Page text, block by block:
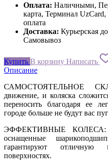
Оплата: Наличными,
карта, Терминал
оплата
Доставка: Курьерская
Самовывоз
Купить В корзину Написать
Описание
САМОСТОЯТЕЛЬНОЕ
движение, и коляска
переносить благодаря ее
городе больше не будут вас
ЭФФЕКТИВНЫЕ КОЛЕСА:
оснащенные
гарантируют отличную
поверхностях.